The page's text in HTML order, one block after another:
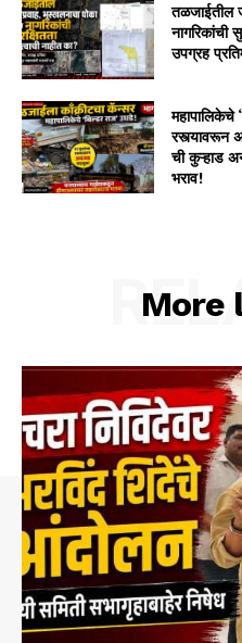
तळजाईतील
नागरिकांची
उपग्रह
महापालिकेचे
रस्त्यावरून
ची कुऱ्हाड
भराव!
More